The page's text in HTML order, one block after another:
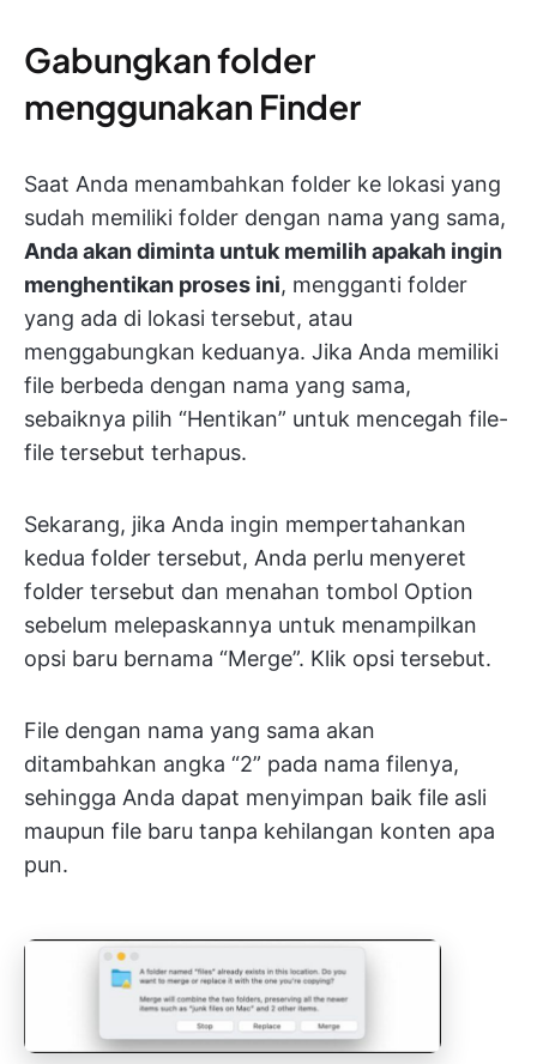
Gabungkan folder
menggunakan Finder
Saat Anda menambahkan folder ke lokasi yang
sudah memiliki folder dengan nama yang sama,
Anda akan diminta untuk memilih apakah ingin
menghentikan proses ini, mengganti folder
yang ada di lokasi tersebut, atau
menggabungkan keduanya. Jika Anda memiliki
file berbeda dengan nama yang sama,
sebaiknya pilih “Hentikan” untuk mencegah file-
file tersebut terhapus.
Sekarang, jika Anda ingin mempertahankan
kedua folder tersebut, Anda perlu menyeret
folder tersebut dan menahan tombol Option
sebelum melepaskannya untuk menampilkan
opsi baru bernama “Merge”. Klik opsi tersebut.
File dengan nama yang sama akan
ditambahkan angka “2” pada nama filenya,
sehingga Anda dapat menyimpan baik file asli
maupun file baru tanpa kehilangan konten apa
pun.